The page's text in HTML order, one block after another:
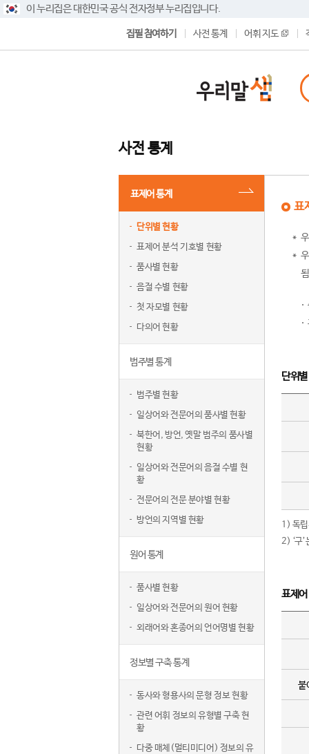
이 누리집은 대한민국 공식 전자정부 누리집입니다.
집필 참여하기 사전 통계 어휘 지도
사전 통계
표제어 통계
단위별 현황
표제어 분석 기호별 현황
품사별 현황
음절 수별 현황
첫 자모별 현황
다의어 현황
범주별 통계
범주별 현황
일상어와 전문어의 품사별 현황
북한어, 방언, 옛말 범주의 품사별
현황
일상어와 전문어의 음절 수별 현
황
전문어의 전문 분야별 현황
방언의 지역별 현황
원어 통계
품사별 현황
일상어와 전문어의 원어 현황
외래어와 혼종어의 언어명별 현황
정보별 구축 통계
동사와 형용사의 문형 정보 현황
관련 어휘 정보의 유형별 구축 현
황
다중 매체(멀티미디어) 정보의 유
표
단위
1) 독립
2) ‘구
표제
붙